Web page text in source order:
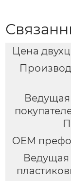
Цена
OEM
Ведущая